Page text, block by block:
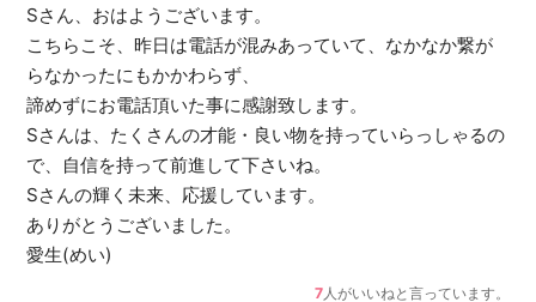
Sさん、おはようございます。
こちらこそ、昨日は電話が混みあっていて、なかなか繋が
らなかったにもかかわらず、
諦めずにお電話頂いた事に感謝致します。
Sさんは、たくさんの才能・良い物を持っていらっしゃるの
で、自信を持って前進して下さいね。
Sさんの輝く未来、応援しています。
ありがとうございました。
愛生(めい)
7人がいいねと言っています。